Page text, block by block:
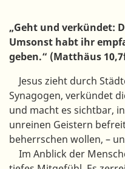
„Geht und verkündet:
Umsonst habt ihr
geben.“ (Matthäus
Jesus zieht durch
Synagogen, verkündet
und macht es sichtbar,
unreinen Geistern
beherrschen wollen, –
Im Anblick der